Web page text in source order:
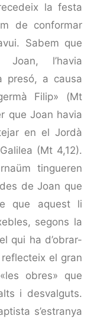
la festa
de conformar
Sabem que
l’havia
presó, a causa
Filip» (Μt
que Joan havia
en el Jordà
(Mt 4,12).
tingue­ren
de Joan que
que aquest li
segons la
qui ha d’obrar-
reflecteix el gran
obres» que
i desvalguts.
s’estranya